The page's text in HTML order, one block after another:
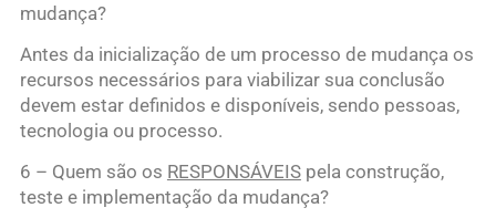
mudança?
Antes da inicialização de um processo de mudança os
recursos necessários para viabilizar sua conclusão
devem estar definidos e disponíveis, sendo pessoas,
tecnologia ou processo.
6 – Quem são os RESPONSÁVEISpela construção,
teste e implementação da mudança?